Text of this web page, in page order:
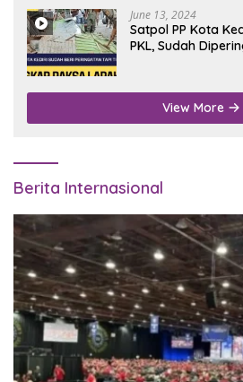
June 13, 2024
Satpol PP Kota
PKL, Sudah
View More
Berita Internasional